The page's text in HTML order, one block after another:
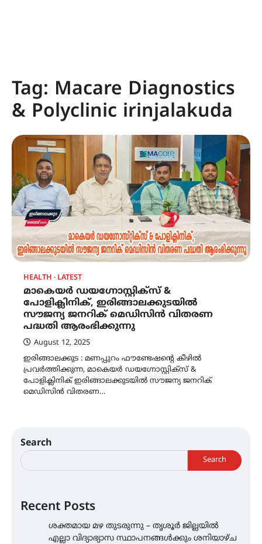
Tag: Macare Diagnostics
& Polyclinic irinjalakuda
HEALTH LATEST
മാകെയർ ഡയഗ്നോസ്റ്റിക്സ് &
പോളിക്ലിനിക്, ഇരിങ്ങാലക്കുടയിൽ
സൗജന്യ ജനറിക് മെഡിസിൻ വിതരണ
പദ്ധതി ആരംഭിക്കുന്നു
August 12, 2025
ഇരിങ്ങാലക്കുട : മണപ്പുറം ഫൗണ്ടേഷന്റെ കീഴിൽ
പ്രവർത്തിക്കുന്ന, മാകെയർ ഡയഗ്നോസ്റ്റിക്സ് &
പോളിക്ലിനിക് ഇരിങ്ങാലക്കുടയിൽ സൗജന്യ ജനറിക്
മെഡിസിൻ വിതരണ…
Search
Search
Recent Posts
ശക്തമായ മഴ തുടരുന്നു – തൃശൂർ ജില്ലയിൽ
എല്ലാ വിദ്യാഭ്യാസ സ്ഥാപനങ്ങൾക്കും ശനിയാഴ്ച